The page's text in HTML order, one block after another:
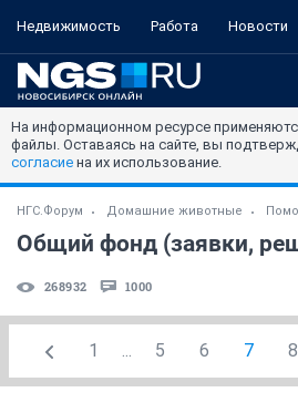
Недвижимость Работа Новости
На информационном ресурсе
файлы. Оставаясь на сайте, вы
согласие на их использование.
НГС.Форум Домашние животные
Общий фонд (заявки,
268932 1000
1 ... 5 6 7 8